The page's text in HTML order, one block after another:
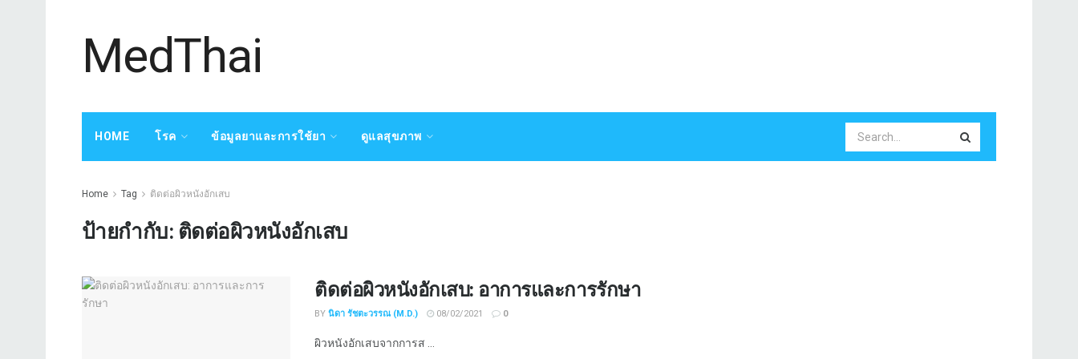
MedThai
HOME โรค ข้อมูลยาและการใช้ยา ดูแลสุขภาพ
Home Tag ติดต่อผิวหนังอักเสบ
ป้ายกำกับ: ติดต่อผิวหนังอักเสบ
ติดต่อผิวหนังอักเสบ: อาการและการรักษา
BY นิดา รัชตะวรรณ (M.D.) 08/02/2021 0
ผิวหนังอักเสบจากการส ...